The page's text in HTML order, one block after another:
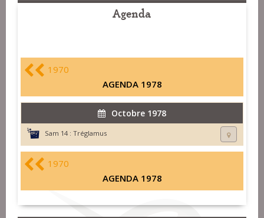
Agenda
1970
AGENDA 1978
Octobre 1978
Sam 14 : Tréglamus
1970
AGENDA 1978